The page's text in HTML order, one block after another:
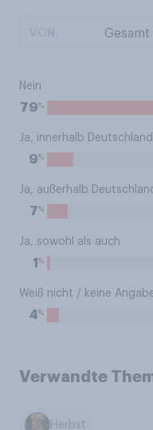
Nein
79%
Ja, innerhalb
9%
Ja, außerhalb
7%
Ja, sowohl als auch
1 %
Weiß nicht / keine
4%
Verwandte
Herbst